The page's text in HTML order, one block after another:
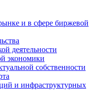
и в сфере биржевой
деятельности
экономики
собственности
и инфраструктурных